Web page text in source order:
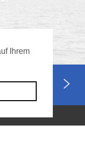
Ihrem
werden